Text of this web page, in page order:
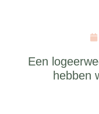
Een
hebben